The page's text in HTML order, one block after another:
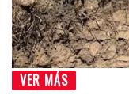
VER MÁS